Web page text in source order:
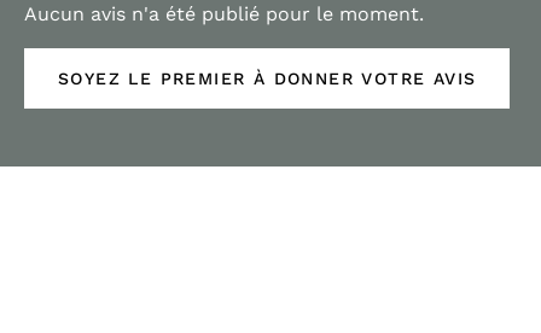
Aucun avis n'a été publié pour le moment.
SOYEZ LE PREMIER À DONNER VOTRE AVIS